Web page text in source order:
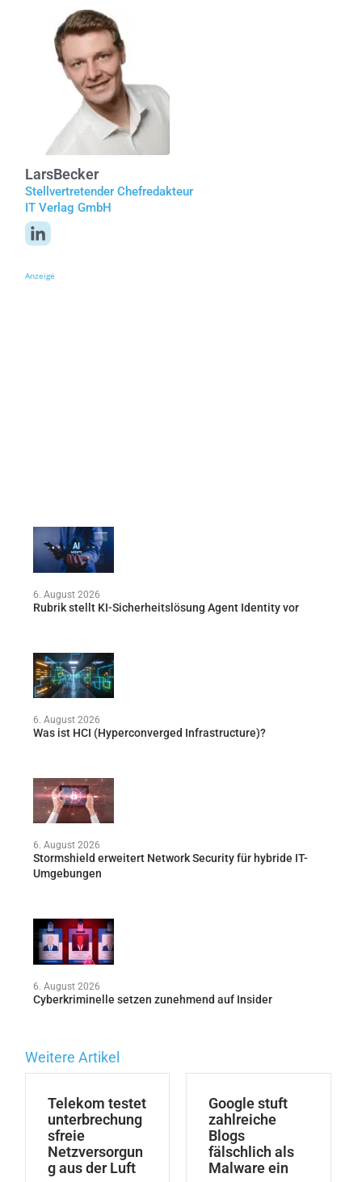
LarsBecker
Stellvertretender Chefredakteur
IT Verlag GmbH
Anzeige
6. August 2026
Rubrik stellt KI-Sicherheitslösung Agent Identity vor
6. August 2026
Was ist HCI (Hyperconverged Infrastructure)?
6. August 2026
Stormshield erweitert Network Security für hybride IT-
Umgebungen
6. August 2026
Cyberkriminelle setzen zunehmend auf Insider
Weitere Artikel
Telekom testet
unterbrechung
sfreie
Netzversorgun
g aus der Luft
Google stuft
zahlreiche
Blogs
fälschlich als
Malware ein